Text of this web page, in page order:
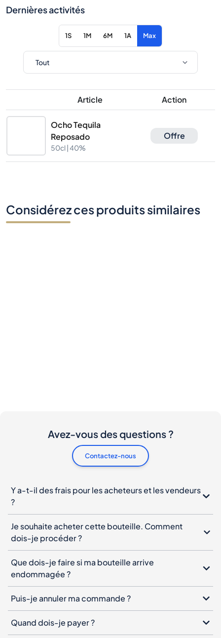
Dernières activités
1S 1M 6M 1A Max
Article Action
Ocho Tequila
Reposado
50cl |40%
Offre
Considérez ces produits similaires
Avez-vous des questions ?
Contactez-nous
Y a-t-il des frais pour les acheteurs et les vendeurs
?
Je souhaite acheter cette bouteille. Comment
dois-je procéder ?
Que dois-je faire si ma bouteille arrive
endommagée ?
Puis-je annuler ma commande ?
Quand dois-je payer ?